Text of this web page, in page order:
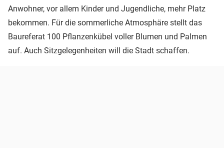
Anwohner, vor allem Kinder und Jugendliche, mehr Platz
bekommen. Für die sommerliche Atmosphäre stellt das
Baureferat 100 Pflanzenkübel voller Blumen und Palmen
auf. Auch Sitzgelegenheiten will die Stadt schaffen.